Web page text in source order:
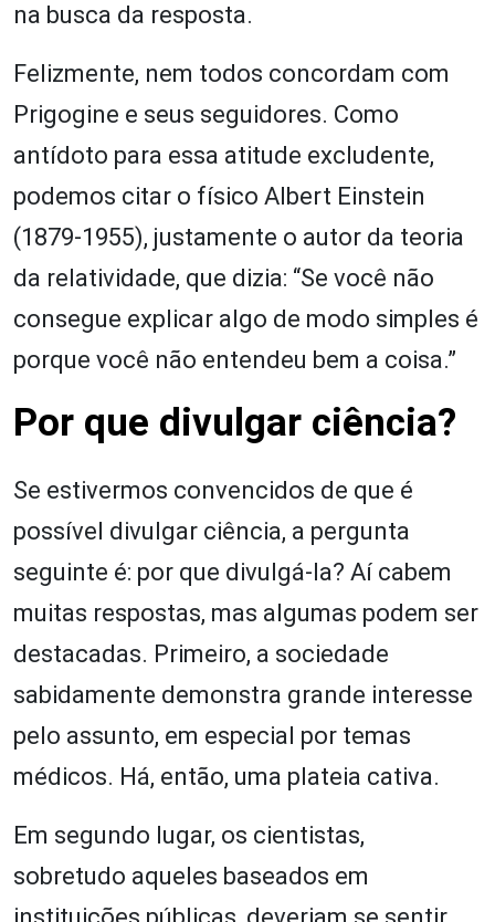
na busca da resposta.
Felizmente, nem todos concordam com
Prigogine e seus seguidores. Como
antídoto para essa atitude excludente,
podemos citar o físico Albert Einstein
(1879-1955), justamente o autor da teoria
da relatividade, que dizia: “Se você não
consegue explicar algo de modo simples é
porque você não entendeu bem a coisa.”
Por que divulgar ciência?
Se estivermos convencidos de que é
possível divulgar ciência, a pergunta
seguinte é: por que divulgá-la? Aí cabem
muitas respostas, mas algumas podem ser
destacadas. Primeiro, a sociedade
sabidamente demonstra grande interesse
pelo assunto, em especial por temas
médicos. Há, então, uma plateia cativa.
Em segundo lugar, os cientistas,
sobretudo aqueles baseados em